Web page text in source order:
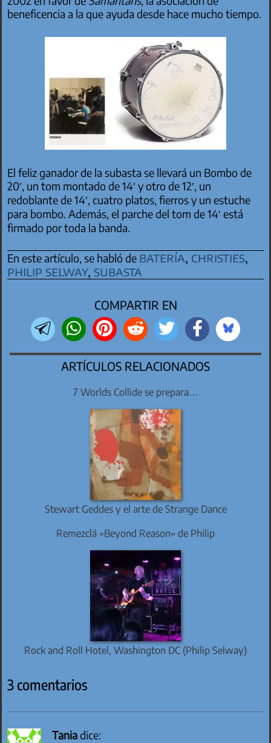
beneficencia a la que ayuda desde hace mucho tiempo.
El feliz ganador de la subasta se llevará un Bombo de
20′, un tom montado de 14′ y otro de 12′, un
redoblante de 14′, cuatro platos, fierros y un estuche
para bombo. Además, el parche del tom de 14′ está
firmado por toda la banda.
En este artículo, se habló de batería, christies,
philip selway, subasta
COMPARTIR EN
ARTÍCULOS RELACIONADOS
7 Worlds Collide se prepara…
Stewart Geddes y el arte de Strange Dance
Remezclá «Beyond Reason» de Philip
Rock and Roll Hotel, Washington DC (Philip Selway)
3 comentarios
Taniadice: